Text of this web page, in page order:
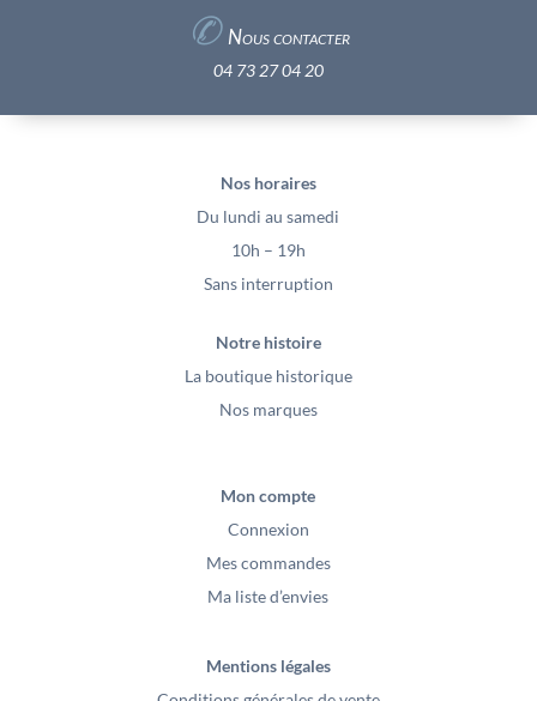
✆ Nous contacter
04 73 27 04 20
Nos horaires
Du lundi au samedi
10h – 19h
Sans interruption
Notre histoire
La boutique historique
Nos marques
Mon compte
Connexion
Mes commandes
Ma liste d’envies
Mentions légales